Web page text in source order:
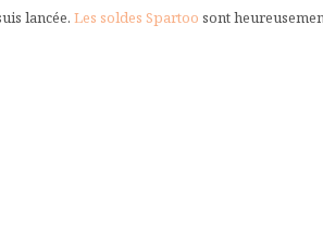
lancée. Les soldes Spartoo sont